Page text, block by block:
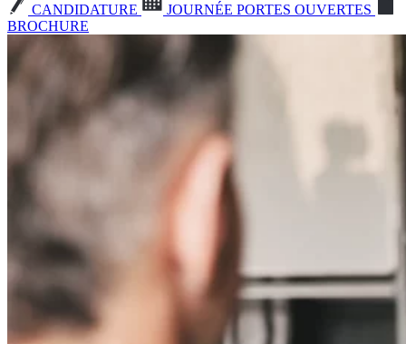
CANDIDATURE
JOURNÉE PORTES OUVERTES
BROCHURE